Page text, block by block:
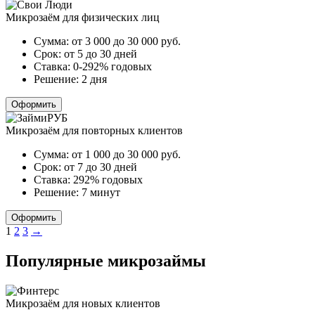
Микрозаём для физических лиц
Сумма: от 3 000 до 30 000 руб.
Срок: от 5 до 30 дней
Ставка: 0-292% годовых
Решение: 2 дня
Оформить
Микрозаём для повторных клиентов
Сумма: от 1 000 до 30 000 руб.
Срок: от 7 до 30 дней
Ставка: 292% годовых
Решение: 7 минут
Оформить
Пагинация
1 2 3 →
Популярные микрозаймы
Микрозаём для новых клиентов